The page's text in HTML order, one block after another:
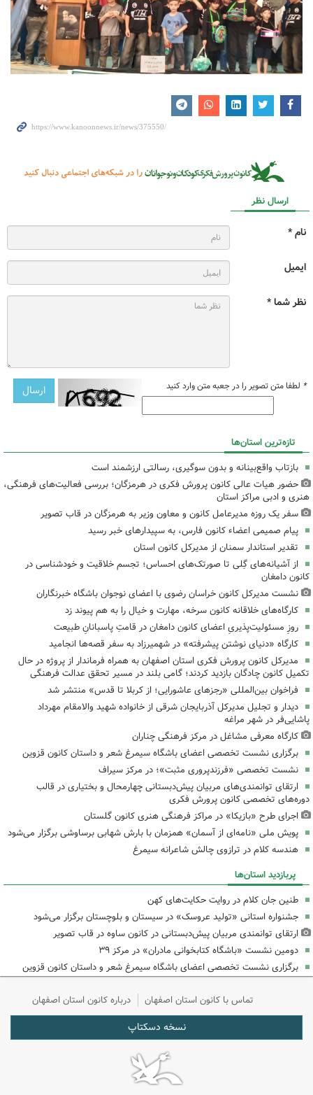
ارسال نظر
نام *
ایمیل
نظر شما *
* لطفا متن تصویر را در جعبه متن وارد کنید
تازه‌ترین استان‌ها
بازتاب واقع‌بینانه و بدون سوگیری، رسالتی ارزشمند است
حضور هیات عالی کانون پرورش فکری در هرمزگان؛ بررسی فعالیت‌های فرهنگی،
هنری و ادبی مراکز استان
سفر یک روزه مدیرعامل کانون و معاون وزیر به هرمزگان در قاب تصویر
پیام صمیمی اعضاء کانون فارس، به سپیدارهای خبر رسید
تقدیر استاندار سمنان از مدیرکل کانون استان
از آشیانه‌های گِلی تا صورتک‌های احساس؛ تجسم خلاقیت و خودشناسی در
کانون دامغان
نشست مدیرکل کانون خراسان رضوی با اعضای نوجوان باشگاه خبرنگاران
کارگاه‌های خلاقانه کانون سرخه، مهارت و خیال را به هم پیوند زد
روزِ مسئولیت‌پذیریِ اعضای کانون دامغان در قامتِ پاسبانانِ طبیعت
کارگاه «دنیای نوشتن پیشرفته» در شهمیرزاد به سفر قصه‌ها انجامید
مدیرکل کانون پرورش فکری استان اصفهان به همراه فرماندار از پروژه در حال
تکمیل کانون چادگان بازدید کردند؛ گامی بلند در مسیر تحقق عدالت فرهنگی
فراخوان بین‌المللی «رجزهای عاشورایی؛ از کربلا تا قدس» منتشر شد
دیدار و تجلیل مدیرکل آذربایجان شرقی از خانواده شهید والامقام مهرداد
پاشایی‌فر در شهر مراغه
کارگاه معرفی مشاغل در مرکز فرهنگی چناران
برگزاری نشست تخصصی اعضای باشگاه سیمرغ شعر و داستان کانون قزوین
نشست تخصصی «فرزندپروری مثبت»؛ در مرکز سیراف
ارتقای توانمندی‌های مربیان پیش‌دبستانی چهارمحال و بختیاری در قالب
دوره‌های تخصصی کانون پرورش فکری
اجرای طرح «بازیکا» در مراکز فرهنگی هنری کانون گلستان
پویش ملی «نامه‌ای از آسمان» همزمان با بارش شهابی برساوشی برگزار می‌شود
هندسه کلام در ترازوی چالش شاعرانه سیمرغ
پربازدید استان‌ها
طنین جان کلام در روایت حکایت‌های کهن
جشنواره استانی «تولید عروسک» در سیستان و بلوچستان برگزار می‌شود
ارتقای توانمندی مربیان پیش‌دبستانی در کانون ساوه در قاب تصویر
دومین نشست «باشگاه کتابخوانی مادران» در مرکز ۳۹
برگزاری نشست تخصصی اعضای باشگاه سیمرغ شعر و داستان کانون قزوین
تماس با کانون استان اصفهان درباره کانون استان اصفهان
نسخه دسکتاپ